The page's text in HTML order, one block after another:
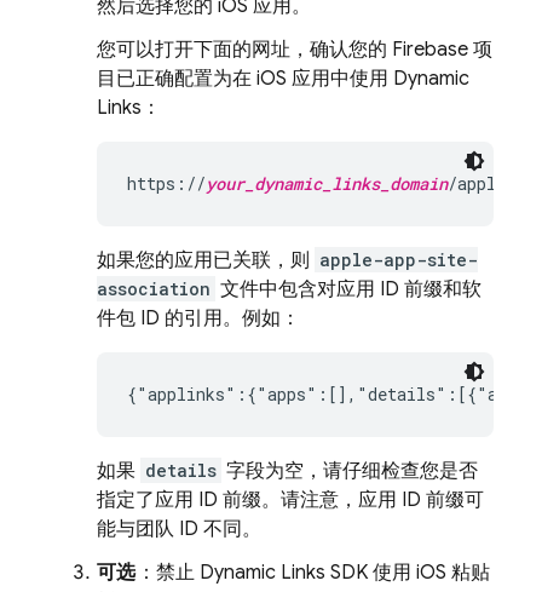
然后选择您的 iOS 应用。
您可以打开下面的网址，确认您的 Firebase 项
目已正确配置为在 iOS 应用中使用 Dynamic
Links ：
https://your_dynamic_links_domain/apple-
如果您的应用已关联，则 apple-app-site-
association 文件中包含对应用 ID 前缀和软
件包 ID 的引用。例如：
如果 details 字段为空，请仔细检查您是否
指定了应用 ID 前缀。请注意，应用 ID 前缀可
能与团队 ID 不同。
可选：禁止 Dynamic Links SDK 使用 iOS 粘贴